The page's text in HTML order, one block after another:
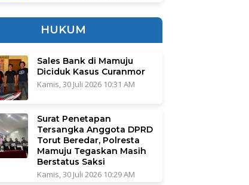
HUKUM
Sales Bank di Mamuju
Diciduk Kasus Curanmor
Kamis, 30 Juli 2026 10:31 AM
Surat Penetapan
Tersangka Anggota DPRD
Torut Beredar, Polresta
Mamuju Tegaskan Masih
Berstatus Saksi
Kamis, 30 Juli 2026 10:29 AM